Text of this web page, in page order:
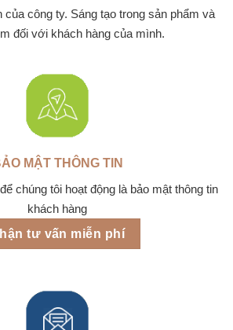
công ty. Sáng tạo trong sản phẩm và
đối với khách hàng của mình.
MẬT THÔNG TIN
chúng tôi hoạt động là bảo mật thông tin
khách hàng
tư vấn miễn phí